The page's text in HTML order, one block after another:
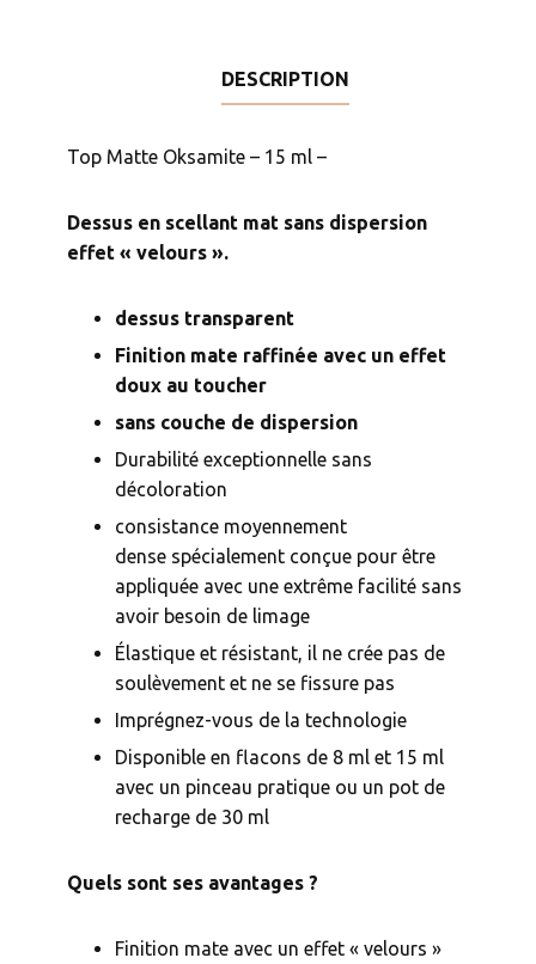
DESCRIPTION
Top Matte Oksamite – 15 ml –
Dessus en scellant mat sans dispersion
effet « velours ».
dessus transparent
Finition mate raffinée avec un effet
doux au toucher
sans couche de dispersion
Durabilité exceptionnelle sans
décoloration
consistance moyennement
dense spécialement conçue pour être
appliquée avec une extrême facilité sans
avoir besoin de limage
Élastique et résistant, il ne crée pas de
soulèvement et ne se fissure pas
Imprégnez-vous de la technologie
Disponible en flacons de 8 ml et 15 ml
avec un pinceau pratique ou un pot de
recharge de 30 ml
Quels sont ses avantages ?
Finition mate avec un effet « velours »